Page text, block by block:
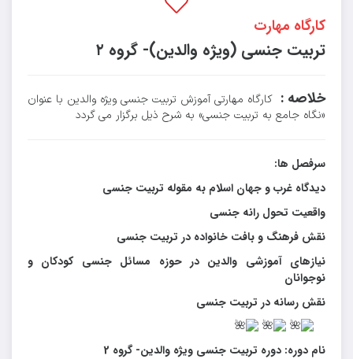
کارگاه مهارت
تربیت جنسی (ویژه والدین)- گروه ۲
خلاصه : کارگاه مهارتی آموزش تربیت جنسی ویژه والدین با عنوان
«نگاه جامع به تربیت جنسی» به شرح ذیل برگزار می گردد
سرفصل ها:
دیدگاه غرب و جهان اسلام به مقوله تربیت جنسی
واقعیت تحول رانه جنسی
نقش فرهنگ و بافت خانواده در تربیت جنسی
نیازهای آموزشی والدین در حوزه مسائل جنسی کودکان و
نوجوانان
نقش رسانه در تربیت جنسی
نام دوره: دوره تربیت جنسی ویژه والدین- گروه 2